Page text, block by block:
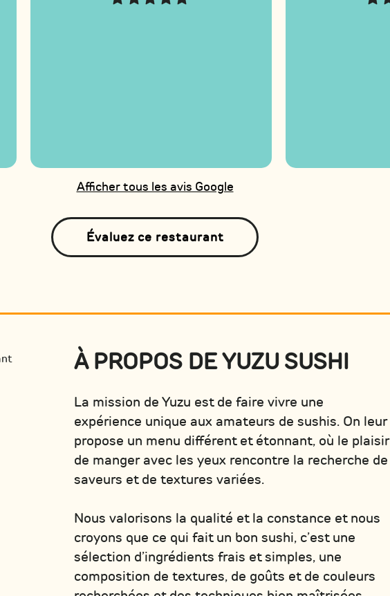
Afficher tous les avis Google
Évaluez ce restaurant
À PROPOS DE YUZU SUSHI
La mission de Yuzu est de faire vivre une
expérience unique aux amateurs de sushis. On leur
propose un menu différent et étonnant, où le plaisir
de manger avec les yeux rencontre la recherche de
saveurs et de textures variées.
Nous valorisons la qualité et la constance et nous
croyons que ce qui fait un bon sushi, c’est une
sélection d’ingrédients frais et simples, une
composition de textures, de goûts et de couleurs